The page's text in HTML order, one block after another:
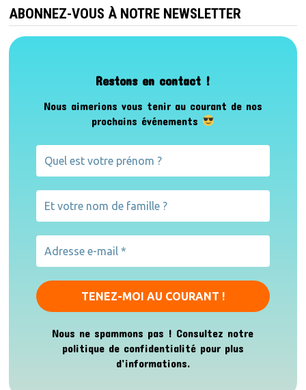
ABONNEZ-VOUS À NOTRE NEWSLETTER
Restons en contact !
Nous aimerions vous tenir au courant de nos
prochains événements
Nous ne spammons pas ! Consultez notre
politique de confidentialitépour plus
d’informations.